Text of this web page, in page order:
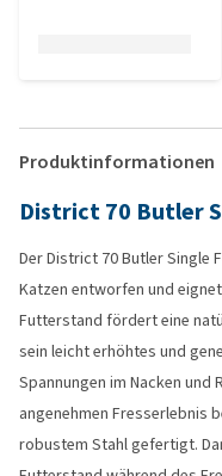
Produktinformationen
District 70 Butler
Der District 70 Butler
Katzen entworfen und
Futterstand fördert eine
sein leicht erhöhtes und
Spannungen im Nacken und
angenehmen Fresserlebnis
robustem Stahl gefertigt.